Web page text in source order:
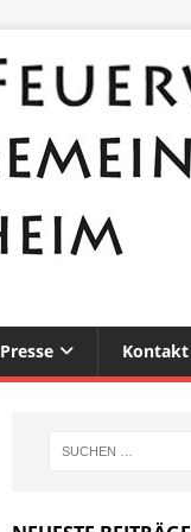
Presse Kontakt